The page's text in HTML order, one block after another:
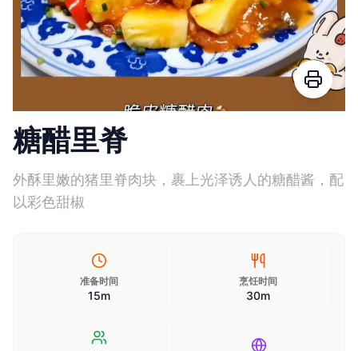
糖醋里脊
外酥里嫩的猪里脊肉块，裹上光泽诱人的糖醋酱，配
以彩色甜椒
准备时间
15m
烹饪时间
30m